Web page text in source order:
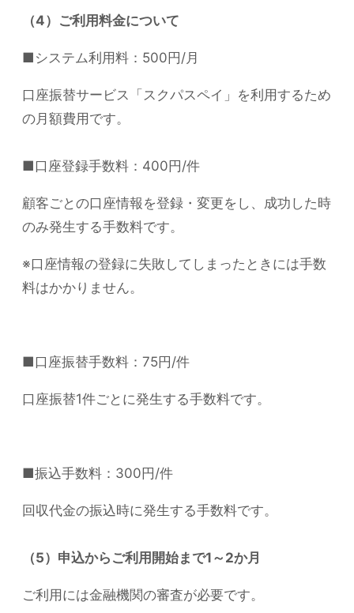
（4）ご利用料金について
■システム利用料：500円/月
口座振替サービス「スクパスペイ」を利用するため
の月額費用です。
■口座登録手数料：400円/件
顧客ごとの口座情報を登録・変更をし、成功した時
のみ発生する手数料です。
※口座情報の登録に失敗してしまったときには手数
料はかかりません。
■口座振替手数料：75円/件
口座振替1件ごとに発生する手数料です。
■振込手数料：300円/件
回収代金の振込時に発生する手数料です。
（5）申込からご利用開始まで1～2か月
ご利用には金融機関の審査が必要です。